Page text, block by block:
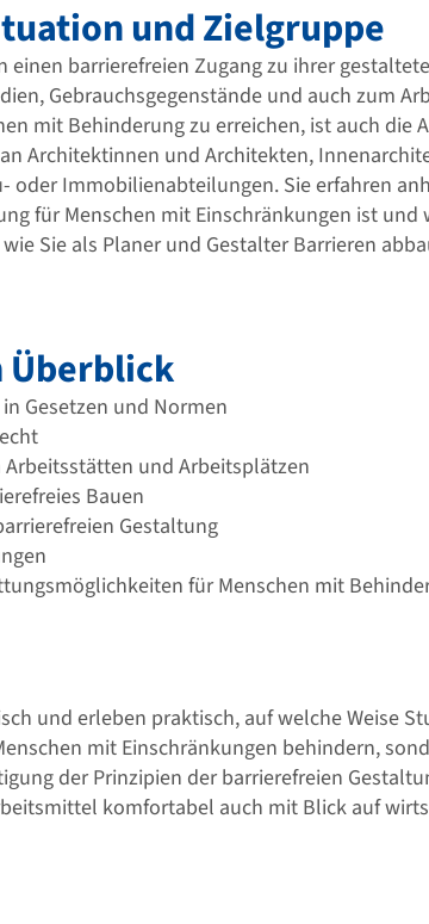
und Zielgruppe
einen barrierefreien Zugang zu ihrer
Gebrauchsgegenstände und auch zum
mit Behinderung zu erreichen, ist auch die
Architektinnen und Architekten,
oder Immobilienabteilungen. Sie erfahren
für Menschen mit Einschränkungen ist
Sie als Planer und Gestalter Barrieren
Überblick
Gesetzen und Normen
Arbeitsstätten und Arbeitsplätzen
Bauen
Gestaltung
für Menschen mit
und erleben praktisch, auf welche Weise
mit Einschränkungen behindern,
der Prinzipien der barrierefreien
komfortabel auch mit Blick auf